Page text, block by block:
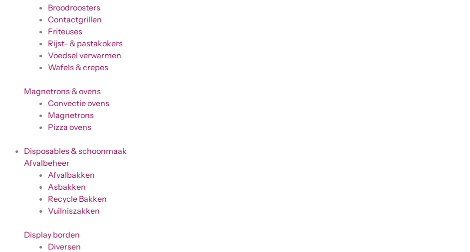
Broodroosters
Contactgrillen
Friteuses
Rijst- & pastakokers
Voedsel verwarmen
Wafels & crepes
Magnetrons & ovens
Convectie ovens
Magnetrons
Pizza ovens
Disposables & schoonmaak
Afvalbeheer
Afvalbakken
Asbakken
Recycle Bakken
Vuilniszakken
Display borden
Diversen